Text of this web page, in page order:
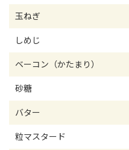
玉ねぎ
しめじ
ベーコン（かたまり）
砂糖
バター
粒マスタード